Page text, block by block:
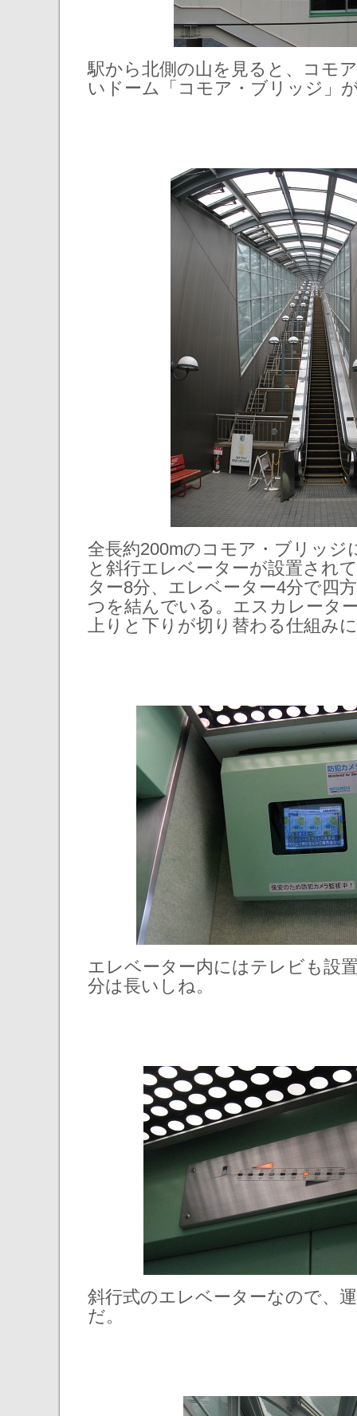
駅から北側の山を見ると、コモ
いドーム「コモア・ブリッジ」
全長約200mのコモア・ブリッジ
と斜行エレベーターが設置され
ター8分、エレベーター4分で四
つを結んでいる。エスカレータ
上りと下りが切り替わる仕組み
エレベーター内にはテレビも設
分は長いしね。
斜行式のエレベーターなので、
だ。